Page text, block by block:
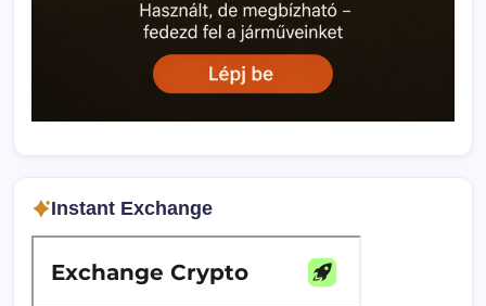
Instant Exchange